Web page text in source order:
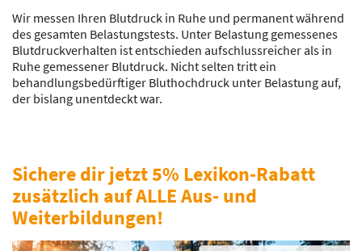
Wir messen Ihren Blutdruck in Ruhe und permanent während
des gesamten Belastungstests. Unter Belastung gemessenes
Blutdruckverhalten ist entschieden aufschlussreicher als in
Ruhe gemessener Blutdruck. Nicht selten tritt ein
behandlungsbedürftiger Bluthochdruck unter Belastung auf,
der bislang unentdeckt war.
Sichere dir jetzt 5% Lexikon-Rabatt
zusätzlich auf ALLE Aus- und
Weiterbildungen!